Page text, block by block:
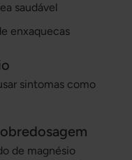
saudável
enxaquecas
sintomas como
de magnésio